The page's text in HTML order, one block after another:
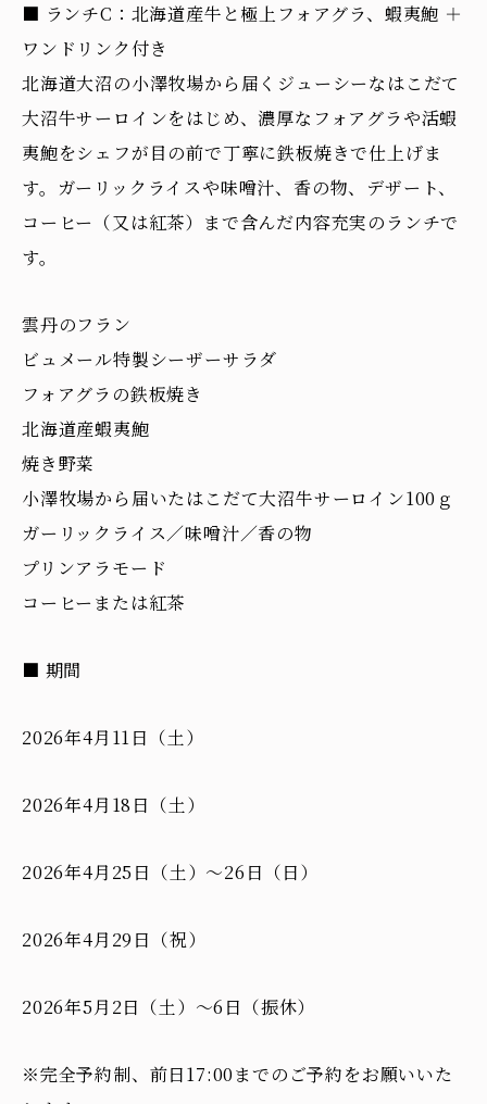
■ ランチC：北海道産牛と極上フォアグラ、蝦夷鮑 ＋
ワンドリンク付き
北海道大沼の小澤牧場から届くジューシーなはこだて
大沼牛サーロインをはじめ、濃厚なフォアグラや活蝦
夷鮑をシェフが目の前で丁寧に鉄板焼きで仕上げま
す。ガーリックライスや味噌汁、香の物、デザート、
コーヒー（又は紅茶）まで含んだ内容充実のランチで
す。
雲丹のフラン
ビュメール特製シーザーサラダ
フォアグラの鉄板焼き
北海道産蝦夷鮑
焼き野菜
小澤牧場から届いたはこだて大沼牛サーロイン100ｇ
ガーリックライス／味噌汁／香の物
プリンアラモード
コーヒーまたは紅茶
■ 期間
2026年4月11日（土）
2026年4月18日（土）
2026年4月25日（土）～26日（日）
2026年4月29日（祝）
2026年5月2日（土）～6日（振休）
※完全予約制、前日17:00までのご予約をお願いいた